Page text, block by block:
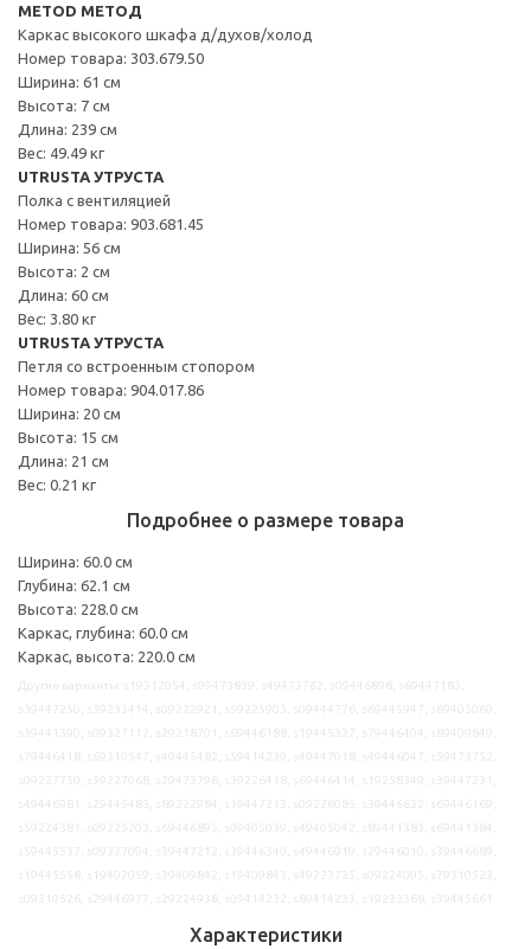
METOD МЕТОД
Каркас высокого шкафа д/духов/холод
Номер товара: 303.679.50
Ширина: 61 см
Высота: 7 см
Длина: 239 см
Вес: 49.49 кг
UTRUSTA УТРУСТА
Полка с вентиляцией
Номер товара: 903.681.45
Ширина: 56 см
Высота: 2 см
Длина: 60 см
Вес: 3.80 кг
UTRUSTA УТРУСТА
Петля со встроенным стопором
Номер товара: 904.017.86
Ширина: 20 см
Высота: 15 см
Длина: 21 см
Вес: 0.21 кг
Подробнее о размере товара
Ширина: 60.0 см
Глубина: 62.1 см
Высота: 228.0 см
Каркас, глубина: 60.0 см
Каркас, высота: 220.0 см
Характеристики